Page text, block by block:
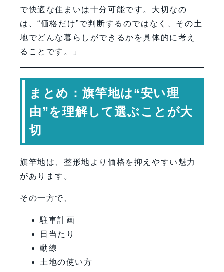
で快適な住まいは十分可能です。大切なの
は、“価格だけ”で判断するのではなく、その土
地でどんな暮らしができるかを具体的に考え
ることです。」
まとめ：旗竿地は“安い理
由”を理解して選ぶことが大
切
旗竿地は、整形地より価格を抑えやすい魅力
があります。
その一方で、
駐車計画
日当たり
動線
土地の使い方